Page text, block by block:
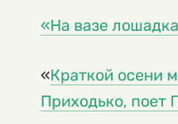
«На вазе
«Краткой осени
Приходько, поет